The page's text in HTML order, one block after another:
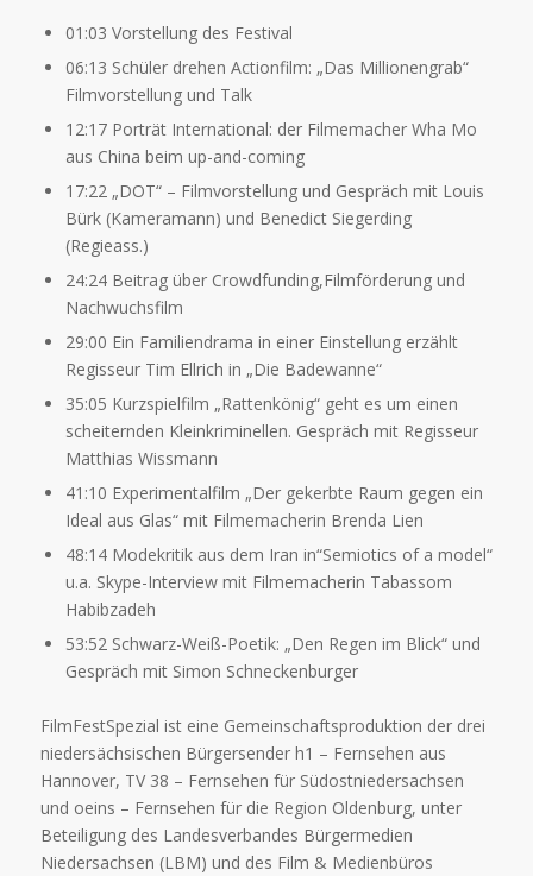
01:03 Vorstellung des Festival
06:13 Schüler drehen Actionfilm: „Das Millionengrab“
Filmvorstellung und Talk
12:17 Porträt International: der Filmemacher Wha Mo
aus China beim up-and-coming
17:22 „DOT“ – Filmvorstellung und Gespräch mit Louis
Bürk (Kameramann) und Benedict Siegerding
(Regieass.)
24:24 Beitrag über Crowdfunding,Filmförderung und
Nachwuchsfilm
29:00 Ein Familiendrama in einer Einstellung erzählt
Regisseur Tim Ellrich in „Die Badewanne“
35:05 Kurzspielfilm „Rattenkönig“ geht es um einen
scheiternden Kleinkriminellen. Gespräch mit Regisseur
Matthias Wissmann
41:10 Experimentalfilm „Der gekerbte Raum gegen ein
Ideal aus Glas“ mit Filmemacherin Brenda Lien
48:14 Modekritik aus dem Iran in“Semiotics of a model“
u.a. Skype-Interview mit Filmemacherin Tabassom
Habibzadeh
53:52 Schwarz-Weiß-Poetik: „Den Regen im Blick“ und
Gespräch mit Simon Schneckenburger
FilmFestSpezial ist eine Gemeinschaftsproduktion der drei
niedersächsischen Bürgersender h1 – Fernsehen aus
Hannover, TV 38 – Fernsehen für Südostniedersachsen
und oeins – Fernsehen für die Region Oldenburg, unter
Beteiligung des Landesverbandes Bürgermedien
Niedersachsen (LBM) und des Film & Medienbüros